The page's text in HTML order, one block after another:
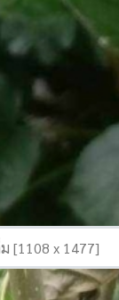
[1108 x 1477]